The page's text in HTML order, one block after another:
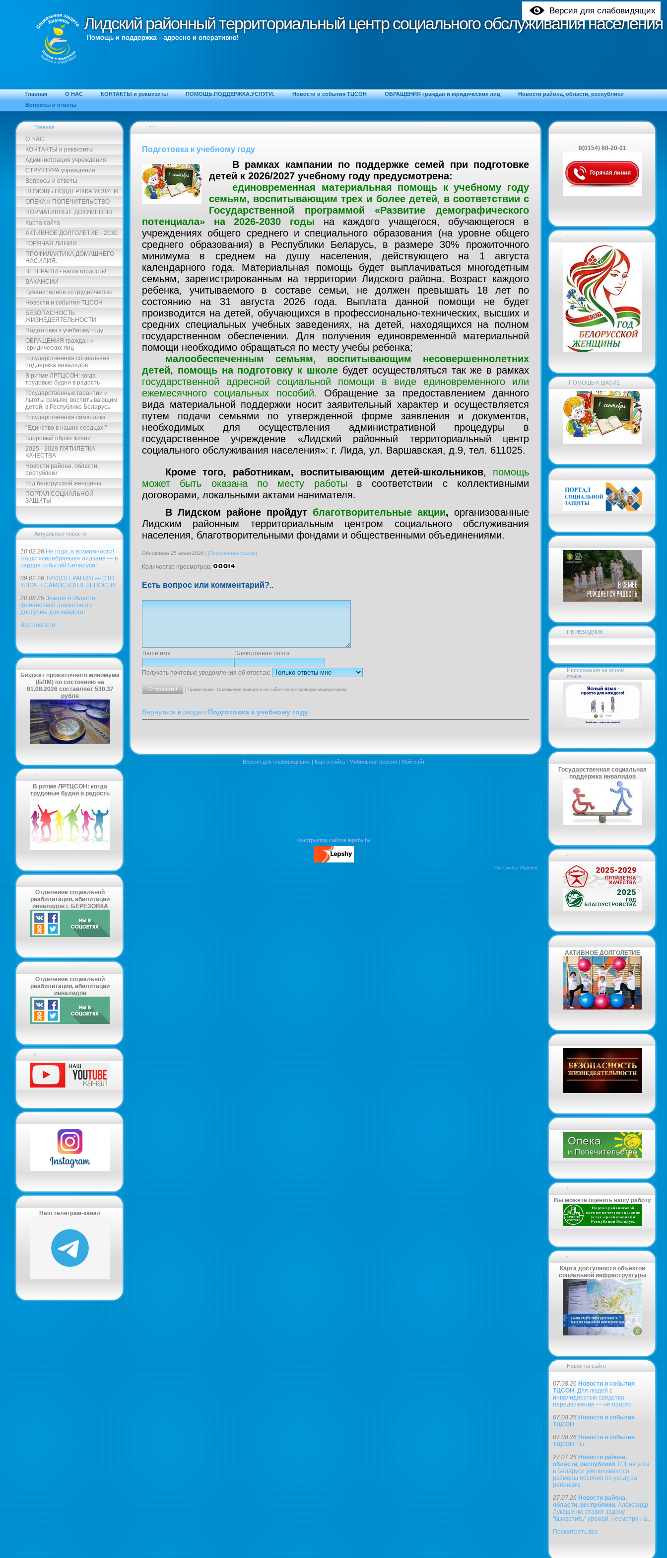
Версия для слабовидящих
Лидский районный территориальный центр социального обслуживания населения
Лидский районный территориальный центр социального обслуживания населения
Помощь и поддержка - адресно и оперативно!
Главная О НАС КОНТАКТЫ и реквизиты ПОМОЩЬ.ПОДДЕРЖКА.УСЛУГИ. Новости и события ТЦСОН ОБРАЩЕНИЯ граждан и юридических лиц
Новости района, области, республики
Вопросы и ответы
Главная
О НАС
КОНТАКТЫ и реквизиты
Администрация учреждения
СТРУКТУРА учреждения
Вопросы и ответы
ПОМОЩЬ.ПОДДЕРЖКА.УСЛУГИ.
ОПЕКА и ПОПЕЧИТЕЛЬСТВО
НОРМАТИВНЫЕ ДОКУМЕНТЫ
Карта сайта
АКТИВНОЕ ДОЛГОЛЕТИЕ - 2030
ГОРЯЧАЯ ЛИНИЯ
ПРОФИЛАКТИКА ДОМАШНЕГО
НАСИЛИЯ.
ВЕТЕРАНЫ - наша гордость!
ВАКАНСИИ
Гуманитарное сотрудничество
Новости и события ТЦСОН
БЕЗОПАСНОСТЬ
ЖИЗНЕДЕЯТЕЛЬНОСТИ
Подготовка к учебному году
ОБРАЩЕНИЯ граждан и
юридических лиц
Государственная социальная
поддержка инвалидов
В ритме ЛРТЦСОН: когда
трудовые будни в радость
Государственные гарантии и
льготы семьям, воспитывающим
детей, в Республике Беларусь
Государственная символика
"Единство в наших сердцах!"
Здоровый образ жизни
2025 - 2029 ПЯТИЛЕТКА
КАЧЕСТВА
Новости района, области,
республики
Год белорусской женщины
ПОРТАЛ СОЦИАЛЬНОЙ
ЗАЩИТЫ
Актуальные новости
10.02.26 Не года, а возможности!
Наши «серебряные» лидчане — в
сердце событий Беларуси!
09.02.26 ТРУДОТЕРАПИЯ — ЭТО
КЛЮЧ К САМОСТОЯТЕЛЬНОСТИ!
20.08.25 Знания в области
финансовой грамотности
доступны для каждого!
Все новости
Бюджет прожиточного минимума
(БПМ) по состоянию на
01.08.2026 составляет 530.37
рубля
-
В ритме ЛРТЦСОН: когда
трудовые будни в радость
Отделение социальной
реабилитации, абилитации
инвалидов г. БЕРЕЗОВКА
Отделение социальной
реабилитации, абилитации
инвалидов
-
-
Наш телеграм-канал
:: ::
Подготовка к учебному году
В рамках кампании по поддержке семей при подготовке
детей к 2026/2027 учебному году предусмотрена:
единовременная материальная помощь к учебному году
семьям, воспитывающим трех и более детей, в соответствии с
Государственной программой «Развитие демографического
потенциала» на 2026-2030 годы
на каждого учащегося, обучающегося в
учреждениях общего среднего и специального образования (на уровне общего
среднего образования) в Республики Беларусь, в размере 30% прожиточного
минимума в среднем на душу населения, действующего на 1 августа
календарного года. Материальная помощь будет выплачиваться многодетным
семьям, зарегистрированным на территории Лидского района. Возраст каждого
ребенка, учитываемого в составе семьи, не должен превышать 18 лет по
состоянию на 31 августа 2026 года. Выплата данной помощи не будет
производится на детей, обучающихся в профессионально-технических, высших и
средних специальных учебных заведениях, на детей, находящихся на полном
государственном обеспечении. Для получения единовременной материальной
помощи необходимо обращаться по месту учебы ребенка;
малообеспеченным семьям, воспитывающим несовершеннолетних
детей, помощь на подготовку к школе будет осуществляться так же в рамках
государственной адресной социальной помощи в виде единовременного или
ежемесячного социальных пособий. Обращение за предоставлением данного
вида материальной поддержки носит заявительный характер и осуществляется
путем подачи семьями по утвержденной форме заявления и документов,
необходимых для осуществления административной процедуры в
государственное учреждение «Лидский районный территориальный центр
социального обслуживания населения»: г. Лида, ул. Варшавская, д.9, тел. 611025.
Кроме того, работникам, воспитывающим детей-школьников, помощь
может быть оказана по месту работы в соответствии с коллективными
договорами, локальными актами нанимателя.
В Лидском районе пройдут благотворительные акции, организованные
Лидским районным территориальным центром социального обслуживания
населения, благотворительными фондами и общественными объединениями.
Обновлено 25 июня 2026 [Постоянная ссылка]
Количество просмотров:
Есть вопрос или комментарий?..
Ваше имя Электронная почта
Получать почтовые уведомления об ответах:
Примечание. Сообщение появится на сайте после проверки модератором.
Вернуться в раздел Подготовка к учебному году
Версия для слабовидящих | Карта сайта | Мобильная версия | Мой сайт
Конструктор сайтов lepshy.by
The LineAct Platform
8(0154) 60-20-01
-
-ПОМОЩЬ К ШКОЛЕ
-
-
ПЕРЕВОДЧИК
Информация на ясном
языке
Государственная социальная
поддержка инвалидов
-
АКТИВНОЕ ДОЛГОЛЕТИЕ
-
Вы можете оценить нашу работу
-
Карта доступности объектов
социальной инфраструктуры
Новое на сайте
07.08.26 Новости и события
ТЦСОН . Для людей с
инвалидностью средства
передвижения — не просто..
07.08.26 Новости и события
ТЦСОН
07.08.26 Новости и события
ТЦСОН . В г...
27.07.26 Новости района,
области, республики. С 1 августа
в Беларуси увеличиваются
размеры пособия по уходу за
ребенком..
27.07.26 Новости района,
области, республики. Александр
Лукашенко ставит задачу
"выхватить" урожай, несмотря на..
Посмотреть все